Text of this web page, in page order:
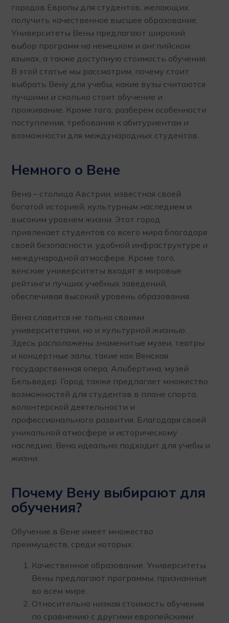
городов Европы для студентов, желающих
получить качественное высшее образование.
Университеты Вены предлагают широкий
выбор программ на немецком и английском
языках, а также доступную стоимость обучения.
В этой статье мы рассмотрим, почему стоит
выбрать Вену для учебы, какие вузы считаются
лучшими и сколько стоит обучение и
проживание. Кроме того, разберем особенности
поступления, требования к абитуриентам и
возможности для международных студентов.
Немного о Вене
Вена – столица Австрии, известная своей
богатой историей, культурным наследием и
высоким уровнем жизни. Этот город
привлекает студентов со всего мира благодаря
своей безопасности, удобной инфраструктуре и
международной атмосфере. Кроме того,
венские университеты входят в мировые
рейтинги лучших учебных заведений,
обеспечивая высокий уровень образования.
Вена славится не только своими
университетами, но и культурной жизнью.
Здесь расположены знаменитые музеи, театры
и концертные залы, такие как Венская
государственная опера, Альбертина, музей
Бельведер. Город также предлагает множество
возможностей для студентов в плане спорта,
волонтерской деятельности и
профессионального развития. Благодаря своей
уникальной атмосфере и историческому
наследию, Вена идеально подходит для учебы и
жизни.
Почему Вену выбирают для
обучения?
Обучение в Вене имеет множество
преимуществ, среди которых:
Качественное образование. Университеты
Вены предлагают программы, признанные
во всем мире.
Относительно низкая стоимость обучения
по сравнению с другими европейскими